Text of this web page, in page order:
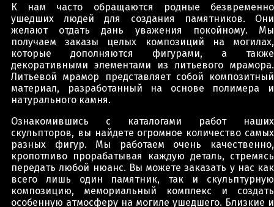
К нам часто обращаются родные безвременно
ушедших людей для создания памятников. Они
желают отдать дань уважения покойному. Мы
получаем заказы целых композиций на могилах,
которые дополняются фигурами, а также
декоративными элементами из литьевого мрамора.
Литьевой мрамор представляет собой композитный
материал, разработанный на основе полимера и
натурального камня.
Ознакомившись с каталогами работ наших
скульпторов, вы найдете огромное количество самых
разных фигур. Мы работаем очень качественно,
кропотливо прорабатывая каждую деталь, стремясь
передать любой нюанс. Вы можете заказать у нас как
всего лишь один памятник, так и скульптурную
композицию, мемориальный комплекс и создать
особенную атмосферу на могиле ушедшего. Близкие и